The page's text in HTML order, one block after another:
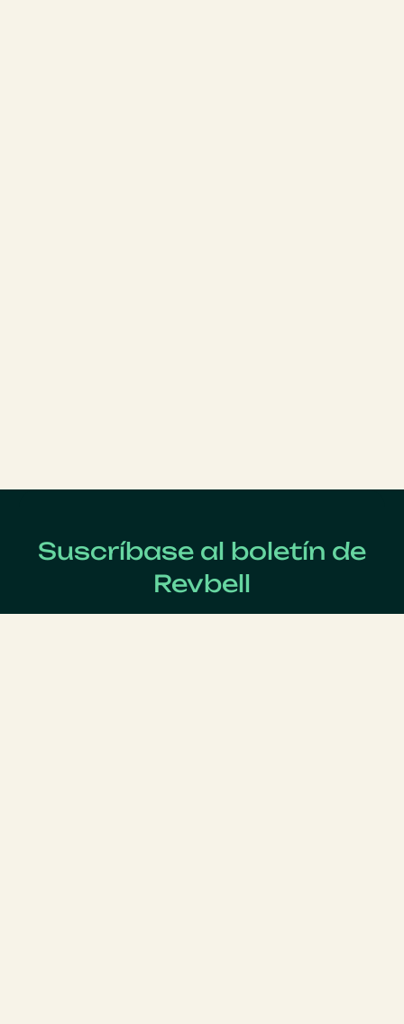
Suscríbase al boletín de
Revbell